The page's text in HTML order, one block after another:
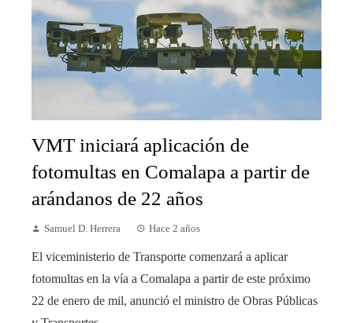
VMT iniciará aplicación de
fotomultas en Comalapa a partir de
arándanos de 22 años
Samuel D. Herrera Hace 2 años
El viceministerio de Transporte comenzará a aplicar
fotomultas en la vía a Comalapa a partir de este próximo
22 de enero de mil, anunció el ministro de Obras Públicas